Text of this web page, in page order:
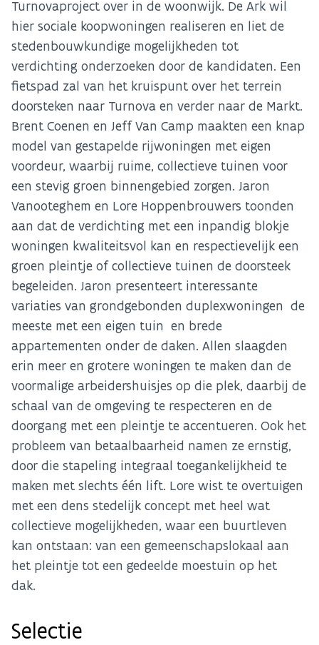
Turnovaproject over in de woonwijk. De Ark wil
hier sociale koopwoningen realiseren en liet de
stedenbouwkundige mogelijkheden tot
verdichting onderzoeken door de kandidaten. Een
fietspad zal van het kruispunt over het terrein
doorsteken naar Turnova en verder naar de Markt.
Brent Coenen en Jeff Van Camp maakten een knap
model van gestapelde rijwoningen met eigen
voordeur, waarbij ruime, collectieve tuinen voor
een stevig groen binnengebied zorgen. Jaron
Vanooteghem en Lore Hoppenbrouwers toonden
aan dat de verdichting met een inpandig blokje
woningen kwaliteitsvol kan en respectievelijk een
groen pleintje of collectieve tuinen de doorsteek
begeleiden. Jaron presenteert interessante
variaties van grondgebonden duplexwoningen de
meeste met een eigen tuin en brede
appartementen onder de daken. Allen slaagden
erin meer en grotere woningen te maken dan de
voormalige arbeidershuisjes op die plek, daarbij de
schaal van de omgeving te respecteren en de
doorgang met een pleintje te accentueren. Ook het
probleem van betaalbaarheid namen ze ernstig,
door die stapeling integraal toegankelijkheid te
maken met slechts één lift. Lore wist te overtuigen
met een dens stedelijk concept met heel wat
collectieve mogelijkheden, waar een buurtleven
kan ontstaan: van een gemeenschapslokaal aan
het pleintje tot een gedeelde moestuin op het
dak.
Selectie